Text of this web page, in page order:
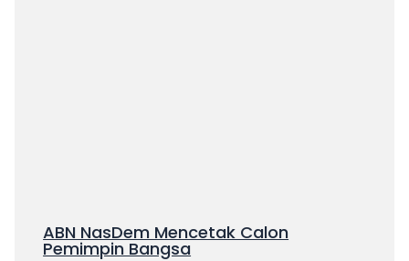
ABN NasDem Mencetak Calon
Pemimpin Bangsa